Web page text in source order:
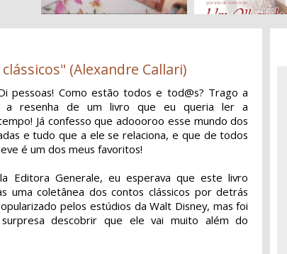
(Alexandre Callari)
pessoas! Como estão todos e tod@s? Trago a
a resenha de um livro que eu queria ler a
Já confesso que adoooroo esse mundo dos
e tudo que a ele se relaciona, e que de todos
é um dos meus favoritos!
Editora Generale, eu esperava que este livro
uma coletânea dos contos clássicos por detrás
pelos estúdios da Walt Disney, mas foi
descobrir que ele vai muito além do